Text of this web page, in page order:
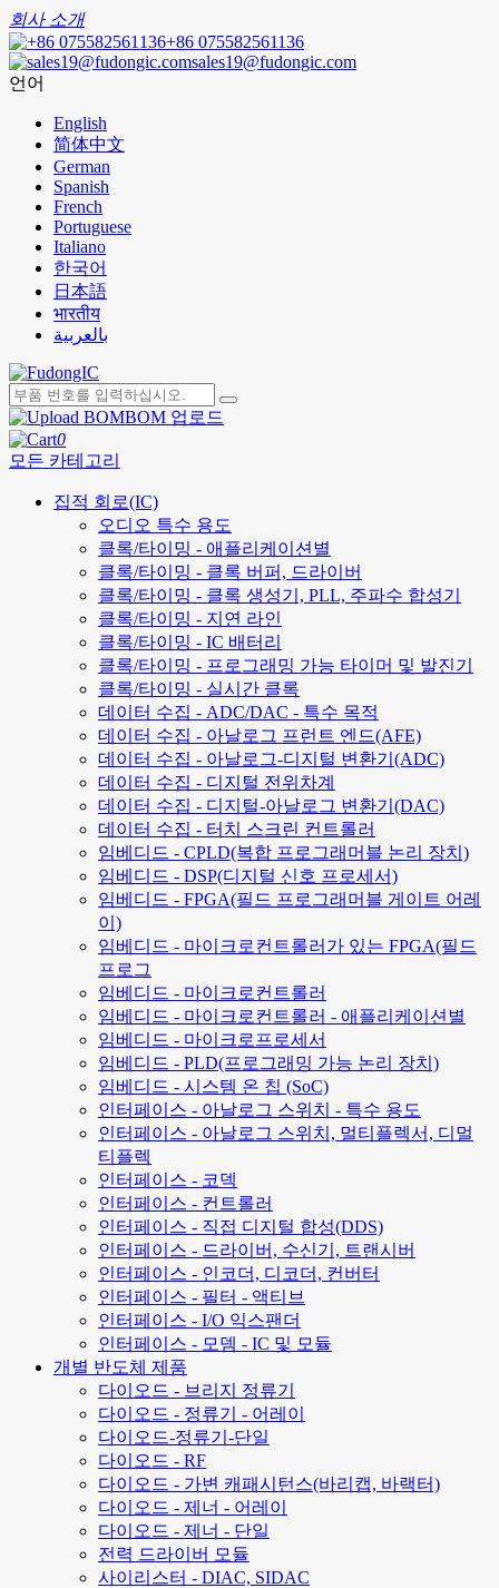
회사 소개
+86 075582561136
sales19@fudongic.com
언어
English
简体中文
German
Spanish
French
Portuguese
Italiano
한국어
日本語
भारतीय
بالعربية
BOM 업로드
0
모든 카테고리
집적 회로(IC)
오디오 특수 용도
클록/타이밍 - 애플리케이션별
클록/타이밍 - 클록 버퍼, 드라이버
클록/타이밍 - 클록 생성기, PLL, 주파수 합성기
클록/타이밍 - 지연 라인
클록/타이밍 - IC 배터리
클록/타이밍 - 프로그래밍 가능 타이머 및 발진기
클록/타이밍 - 실시간 클록
데이터 수집 - ADC/DAC - 특수 목적
데이터 수집 - 아날로그 프런트 엔드(AFE)
데이터 수집 - 아날로그-디지털 변환기(ADC)
데이터 수집 - 디지털 전위차계
데이터 수집 - 디지털-아날로그 변환기(DAC)
데이터 수집 - 터치 스크린 컨트롤러
임베디드 - CPLD(복합 프로그래머블 논리 장치)
임베디드 - DSP(디지털 신호 프로세서)
임베디드 - FPGA(필드 프로그래머블 게이트 어레
이)
임베디드 - 마이크로컨트롤러가 있는 FPGA(필드
프로그
임베디드 - 마이크로컨트롤러
임베디드 - 마이크로컨트롤러 - 애플리케이션별
임베디드 - 마이크로프로세서
임베디드 - PLD(프로그래밍 가능 논리 장치)
임베디드 - 시스템 온 칩 (SoC)
인터페이스 - 아날로그 스위치 - 특수 용도
인터페이스 - 아날로그 스위치, 멀티플렉서, 디멀
티플렉
인터페이스 - 코덱
인터페이스 - 컨트롤러
인터페이스 - 직접 디지털 합성(DDS)
인터페이스 - 드라이버, 수신기, 트랜시버
인터페이스 - 인코더, 디코더, 컨버터
인터페이스 - 필터 - 액티브
인터페이스 - I/O 익스팬더
인터페이스 - 모뎀 - IC 및 모듈
개별 반도체 제품
다이오드 - 브리지 정류기
다이오드 - 정류기 - 어레이
다이오드-정류기-단일
다이오드 - RF
다이오드 - 가변 캐패시턴스(바리캡, 바랙터)
다이오드 - 제너 - 어레이
다이오드 - 제너 - 단일
전력 드라이버 모듈
사이리스터 - DIAC, SIDAC